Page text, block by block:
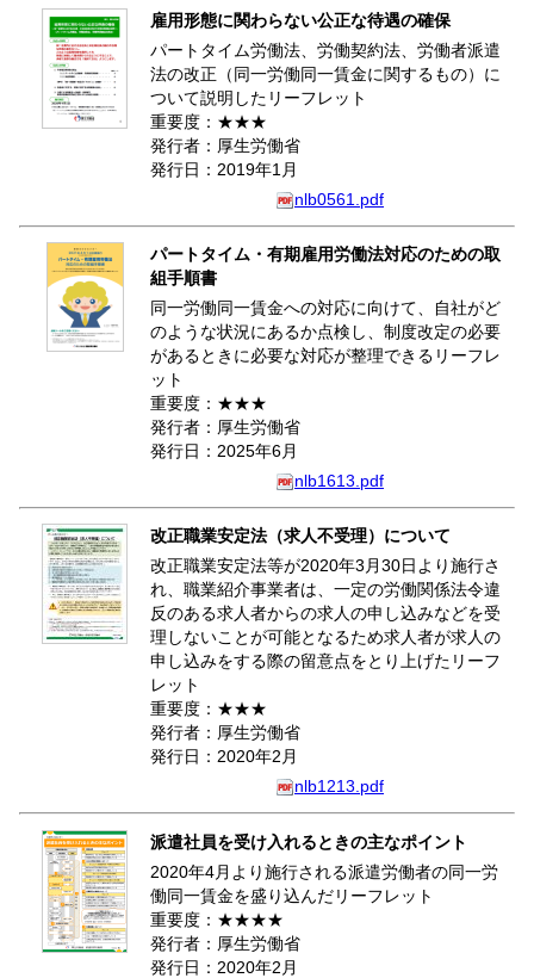
雇用形態に関わらない公正な待遇の確保
パートタイム労働法、労働契約法、労働者派遣
法の改正（同一労働同一賃金に関するもの）に
ついて説明したリーフレット
重要度：★★★
発行者：厚生労働省
発行日：2019年1月
nlb0561.pdf
パートタイム・有期雇用労働法対応のための取
組手順書
同一労働同一賃金への対応に向けて、自社がど
のような状況にあるか点検し、制度改定の必要
があるときに必要な対応が整理できるリーフレ
ット
重要度：★★★
発行者：厚生労働省
発行日：2025年6月
nlb1613.pdf
改正職業安定法（求人不受理）について
改正職業安定法等が2020年3月30日より施行さ
れ、職業紹介事業者は、一定の労働関係法令違
反のある求人者からの求人の申し込みなどを受
理しないことが可能となるため求人者が求人の
申し込みをする際の留意点をとり上げたリーフ
レット
重要度：★★★
発行者：厚生労働省
発行日：2020年2月
nlb1213.pdf
派遣社員を受け入れるときの主なポイント
2020年4月より施行される派遣労働者の同一労
働同一賃金を盛り込んだリーフレット
重要度：★★★★
発行者：厚生労働省
発行日：2020年2月